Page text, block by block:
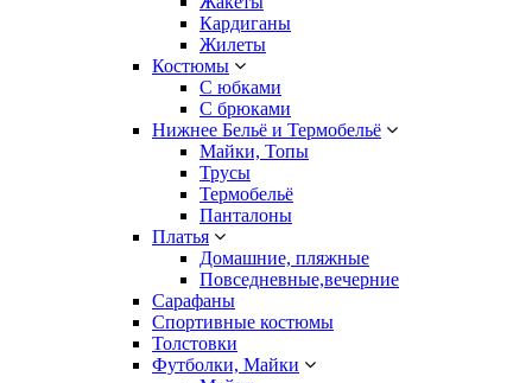
Кардиганы
Жилеты
Костюмы
С юбками
С брюками
Нижнее Бельё и Термобельё
Майки, Топы
Трусы
Термобельё
Панталоны
Платья
Домашние, пляжные
Повседневные,вечерние
Сарафаны
Спортивные костюмы
Толстовки
Футболки, Майки